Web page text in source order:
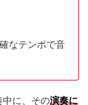
なテンポで音
中に、その演奏に